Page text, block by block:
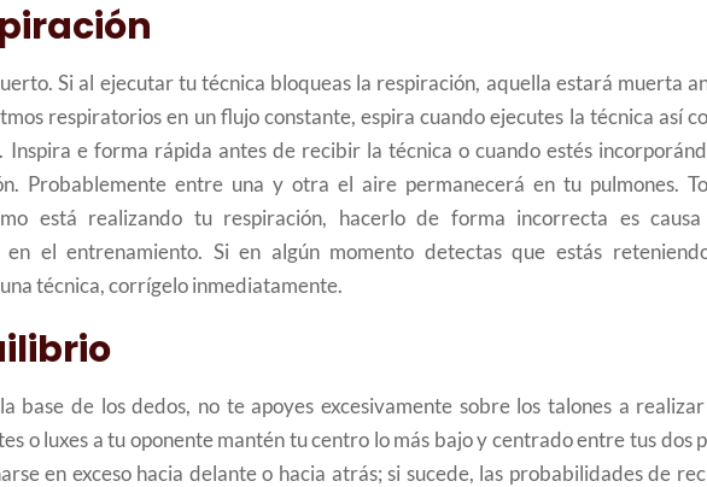
Si al ejecutar tu técnica bloqueas la respiración, aquella estará muerta
respiratorios en un flujo constante, espira cuando ejecutes la técnica así
Inspira e forma rápida antes de recibir la técnica o cuando estés
Probablemente entre una y otra el aire permanecerá en tu pulmones.
está realizando tu respiración, hacerlo de forma incorrecta es
en el entrenamiento. Si en algún momento detectas que estás
técnica, corrígelo inmediatamente.
base de los dedos, no te apoyes excesivamente sobre los talones a
o luxes a tu oponente mantén tu centro lo más bajo y centrado entre tus dos
en exceso hacia delante o hacia atrás; si sucede, las probabilidades de